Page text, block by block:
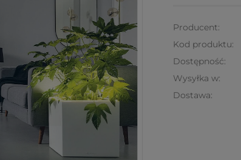
Producent:
Kod produktu:
Dostępność:
Wysyłka w:
Dostawa: